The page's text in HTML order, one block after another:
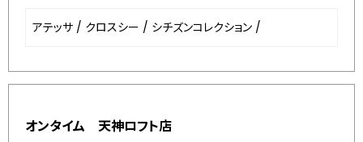
アテッサ / クロスシー / シチズンコレクション /
オンタイム 天神ロフト店